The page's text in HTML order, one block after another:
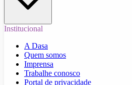
Institucional
A Dasa
Quem somos
Imprensa
Trabalhe conosco
Portal de privacidade